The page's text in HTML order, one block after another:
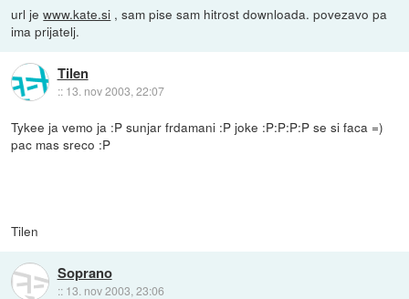
url jewww.kate.si , sam pise sam hitrost downloada. povezavo pa
ima prijatelj.
Tilen
:: 13. nov 2003, 22:07
Tykee ja vemo ja :P sunjar frdamani :P joke :P:P:P:P se si faca =)
pac mas sreco :P
Tilen
Soprano
:: 13. nov 2003, 23:06